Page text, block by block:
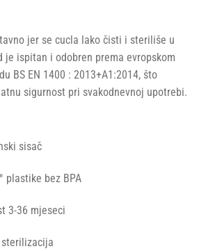
jer se cucla lako čisti i steriliše u
je ispitan i odobren prema evropskom
BS EN 1400 : 2013+A1:2014, što
sigurnost pri svakodnevnoj upotrebi.
sisač
plastike bez BPA
3-36 mjeseci